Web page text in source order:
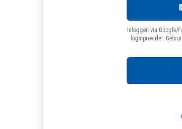
Inloggen via
loginprovider.